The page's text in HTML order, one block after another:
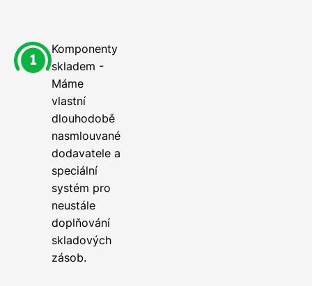
Komponenty
skladem -
Máme
vlastní
dlouhodobě
nasmlouvané
dodavatele a
speciální
systém pro
neustále
doplňování
skladových
zásob.